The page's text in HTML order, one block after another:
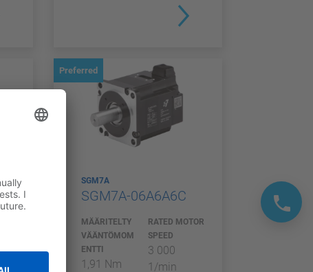
Preferred
SGM7A
SGM7A-06A6A6C
MÄÄRITELTY
VÄÄNTÖMOM
ENTTI
1,91 Nm
RATED MOTOR
SPEED
3 000
1/min